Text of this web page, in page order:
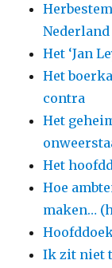
Nederland
Het ‘Jan
Het
contra
Het
Het
Hoe
maken…
Ik zit niet